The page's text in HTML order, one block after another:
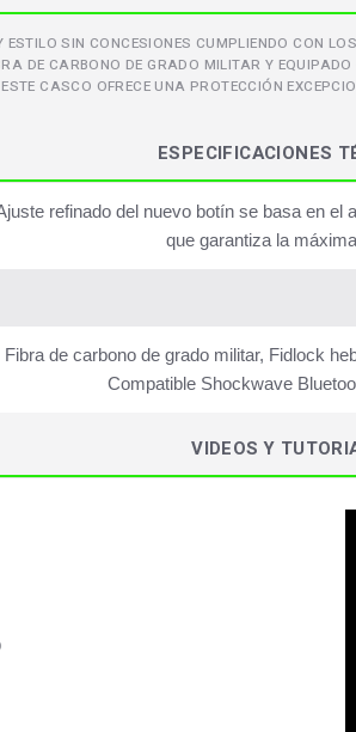
SIN CONCESIONES CUMPLIENDO CON
DE CARBONO DE GRADO MILITAR Y
ESTE CASCO OFRECE UNA PROTECCIÓN
ESPECIFICACIONES
refinado del nuevo botín se basa en
que garantiza la
Fibra de carbono de grado militar, Fidlock
Compatible Shockwave
VIDEOS Y